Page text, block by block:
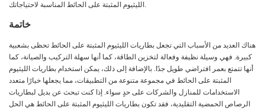
الليثيوم المثبتة على الحائط المناسبة لاحتياجاتك.
خاتمة
هناك العديد من الأسباب التي تجعل بطاريات الليثيوم المثبتة على الحائط تحظى بشعبية
كبيرة. فهي وسيلة نظيفة وفعالة لتخزين الطاقة، كما أنها سهلة التركيب والصيانة، كما
أنها تتمتع بعمر افتراضي طويل جدًا. بالإضافة إلى ذلك، يمكن استخدام بطاريات الليثيوم
المثبتة على الحائط في مجموعة متنوعة من التطبيقات، مما يجعلها خيارًا متعدد
الاستخدامات للمنازل والشركات على حدٍ سواء. إذا كنت تبحث عن بديل لبطاريات
الرصاص الحمضية التقليدية، فقد تكون بطاريات الليثيوم المثبتة على الحائط هي الحل